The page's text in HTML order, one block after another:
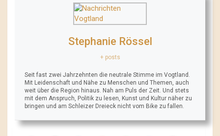
Stephanie Rössel
+ posts
Seit fast zwei Jahrzehnten die neutrale Stimme im Vogtland.
Mit Leidenschaft und Nähe zu Menschen und Themen, auch
weit über die Region hinaus. Nah am Puls der Zeit. Und stets
mit dem Anspruch, Politik zu lesen, Kunst und Kultur näher zu
bringen und am Schleizer Dreieck nicht vom Bike zu fallen.